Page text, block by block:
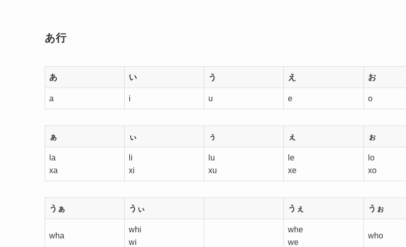
あ行
あ い う え お
a i u e o
ぁ ぃ ぅ ぇ ぉ
la
xa
li
xi
lu
xu
le
xe
lo
xo
うぁ うぃ うぇ うぉ
wha
whi
wi
whe
we
who